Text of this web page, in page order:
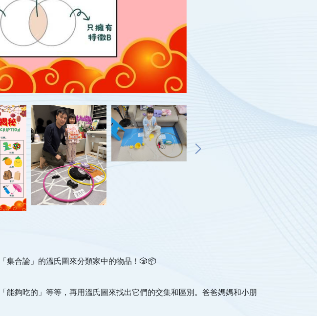
合論」的溫氏圖來分類家中的物品！🎲📦
夠吃的」等等，再用溫氏圖來找出它們的交集和區別。爸爸媽媽和小朋